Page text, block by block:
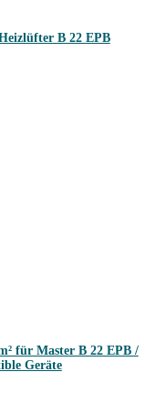
B 22 EPB
für Master B 22 EPB /
Geräte